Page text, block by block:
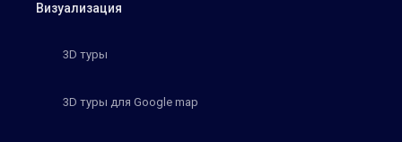
Визуализация
3D туры
3D туры для Google map